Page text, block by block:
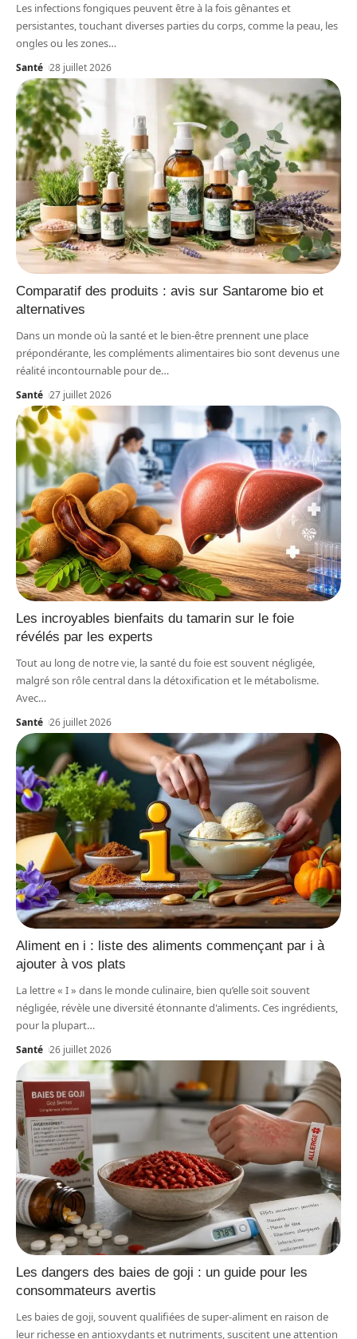
Les infections fongiques peuvent être à la fois gênantes et
persistantes, touchant diverses parties du corps, comme la peau, les
ongles ou les zones…
Santé 28 juillet 2026
Comparatif des produits : avis sur Santarome bio et
alternatives
Dans un monde où la santé et le bien-être prennent une place
prépondérante, les compléments alimentaires bio sont devenus une
réalité incontournable pour de…
Santé 27 juillet 2026
Les incroyables bienfaits du tamarin sur le foie
révélés par les experts
Tout au long de notre vie, la santé du foie est souvent négligée,
malgré son rôle central dans la détoxification et le métabolisme.
Avec…
Santé 26 juillet 2026
Aliment en i : liste des aliments commençant par i à
ajouter à vos plats
La lettre « I » dans le monde culinaire, bien qu’elle soit souvent
négligée, révèle une diversité étonnante d'aliments. Ces ingrédients,
pour la plupart…
Santé 26 juillet 2026
Les dangers des baies de goji : un guide pour les
consommateurs avertis
Les baies de goji, souvent qualifiées de super-aliment en raison de
leur richesse en antioxydants et nutriments, suscitent une attention